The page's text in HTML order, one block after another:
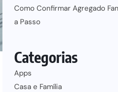
Como Confirmar Agregado
a Passo
Categorias
Apps
Casa e Família